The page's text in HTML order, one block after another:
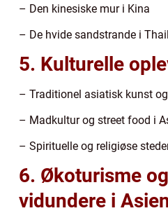
– Den kinesiske mur i Kina
– De hvide sandstrande i
5. Kulturelle
– Traditionel asiatisk kunst
– Madkultur og street food i
– Spirituelle og religiøse
6. Økoturisme
vidundere i